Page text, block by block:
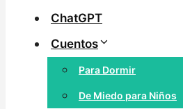
ChatGPT
Cuentos
Para Dormir
De Miedo para Niños